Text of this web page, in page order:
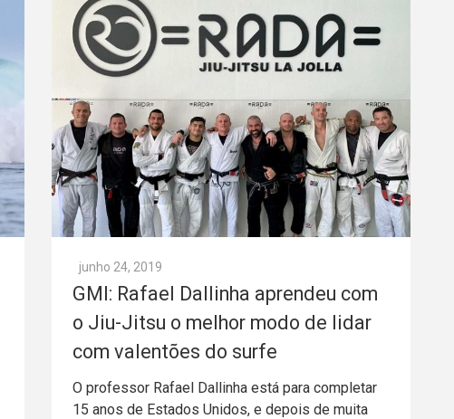
junho 24, 2019
GMI: Rafael Dallinha aprendeu com
o Jiu-Jitsu o melhor modo de lidar
com valentões do surfe
O professor Rafael Dallinha está para completar
15 anos de Estados Unidos, e depois de muita